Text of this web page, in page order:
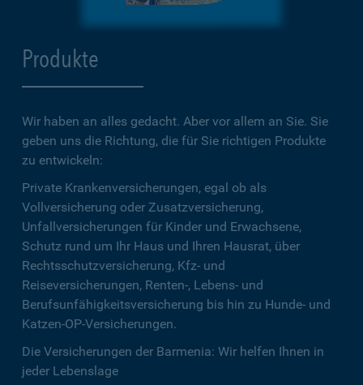
Produkte
Wir haben an alles gedacht. Aber vor allem an Sie. Sie
geben uns die Richtung, die für Sie richtigen Produkte
zu entwickeln:
Private Krankenversicherungen, egal ob als
Vollversicherung oder Zusatzversicherung,
Unfallversicherungen für Kinder und Erwachsene,
Schutz rund um Ihr Haus und Ihren Hausrat, über
Rechtsschutzversicherung, Kfz- und
Reiseversicherungen, Renten-, Lebens- und
Berufsunfähigkeitsversicherung bis hin zu Hunde- und
Katzen-OP-Versicherungen.
Die Versicherungen der Barmenia: Wir helfen Ihnen in
jeder Lebenslage